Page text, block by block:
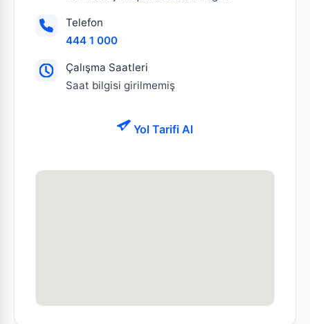
Telefon
444 1 000
Çalışma Saatleri
Saat bilgisi girilmemiş
Yol Tarifi Al